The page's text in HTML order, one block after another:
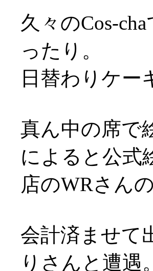
久々のCos-
ったり。
日替わりケー
真ん中の席で
によると公式
店のWRさん
会計済ませて
りさんと遭遇。